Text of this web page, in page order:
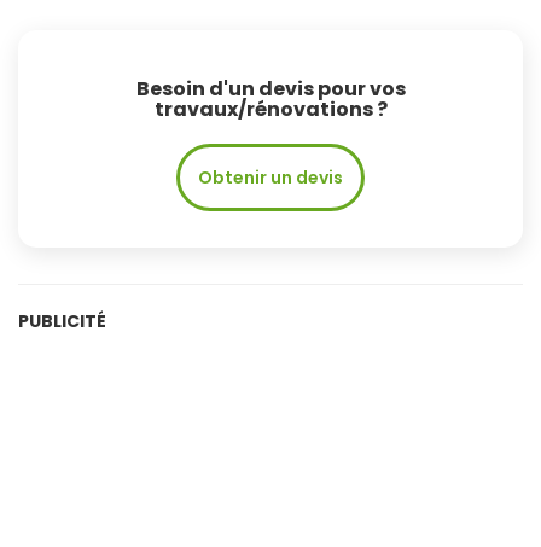
Besoin d'un devis pour vos
travaux/rénovations ?
Obtenir un devis
PUBLICITÉ